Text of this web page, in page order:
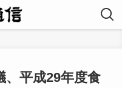
、平成29年度食